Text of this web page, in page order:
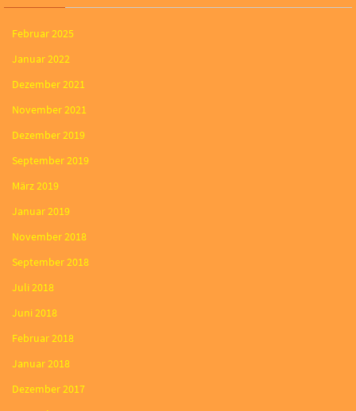
Februar 2025
Januar 2022
Dezember 2021
November 2021
Dezember 2019
September 2019
März 2019
Januar 2019
November 2018
September 2018
Juli 2018
Juni 2018
Februar 2018
Januar 2018
Dezember 2017